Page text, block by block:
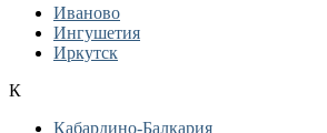
Иваново
Ингушетия
Иркутск
К
Кабардино-Балкария